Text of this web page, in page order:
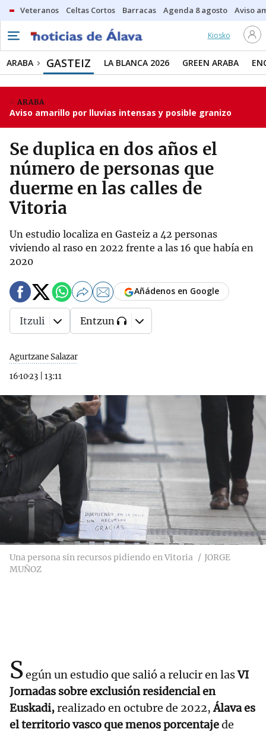
Veteranos Celtas Cortos Barracas Agenda 8 agosto Aviso
Kiosko
ARABA GASTEIZ LA BLANCA 2026 GREEN ARABA
ARABA
Aviso amarillo por lluvias intensas y posible granizo
Se duplica en dos años el
número de personas que
duerme en las calles de
Vitoria
Un estudio localiza en Gasteiz a 42 personas
viviendo al raso en 2022 frente a las 16 que había en
2020
Agurtzane Salazar
16·10·23
13:11
Añádenos en Google
Itzuli Entzun
Una persona sin recursos pidiendo en Vitoria
JORGE
MUÑOZ
Según un estudio que salió a relucir en lasVI
Jornadas sobre exclusión residencial en
Euskadi,realizado en octubre de 2022,Álava es
el territorio vasco que menos porcentajede